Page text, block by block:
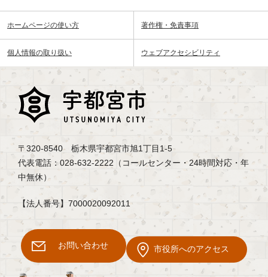
ホームページの使い方 著作権・免責事項
個人情報の取り扱い ウェブアクセシビリティ
〒320-8540 栃木県宇都宮市旭1丁目1-5
代表電話：028-632-2222（コールセンター・24時間対応・年
中無休）
【法人番号】7000020092011
お問い合わせ 市役所へのアクセス